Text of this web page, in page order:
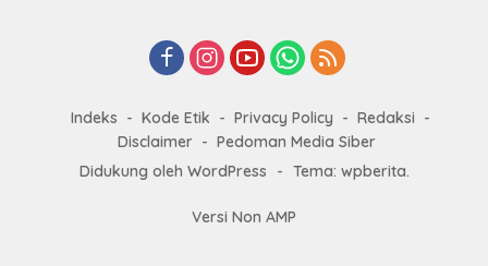
Indeks Kode Etik Privacy Policy
Redaksi
Disclaimer
Pedoman Media Siber
Didukung oleh WordPress
- Tema: wpberita.
Versi Non AMP